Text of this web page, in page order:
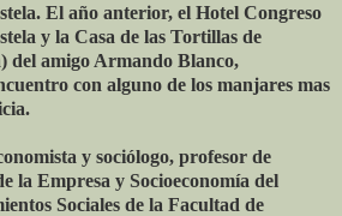
El año anterior, el Hotel Congreso
y la Casa de las Tortillas de
del amigo Armando Blanco,
con alguno de los manjares mas
y sociólogo, profesor de
la Empresa y Socioeconomía del
Sociales de la Facultad de